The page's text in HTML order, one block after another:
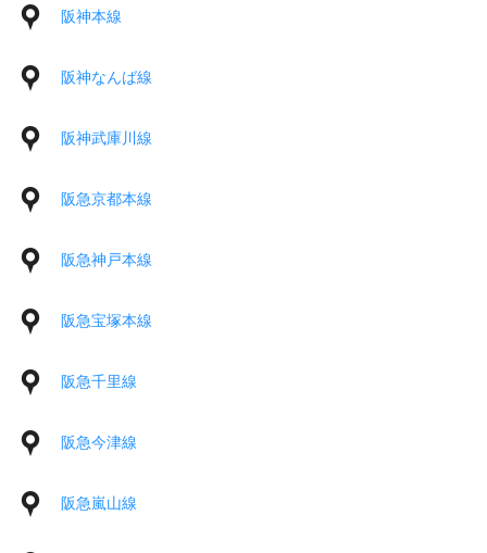
阪神本線
阪神なんば線
阪神武庫川線
阪急京都本線
阪急神戸本線
阪急宝塚本線
阪急千里線
阪急今津線
阪急嵐山線